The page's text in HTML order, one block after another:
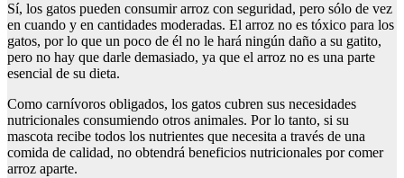
Sí, los gatos pueden consumir arroz con seguridad, pero sólo de vez
en cuando y en cantidades moderadas. El arroz no es tóxico para los
gatos, por lo que un poco de él no le hará ningún daño a su gatito,
pero no hay que darle demasiado, ya que el arroz no es una parte
esencial de su dieta.
Como carnívoros obligados, los gatos cubren sus necesidades
nutricionales consumiendo otros animales. Por lo tanto, si su
mascota recibe todos los nutrientes que necesita a través de una
comida de calidad, no obtendrá beneficios nutricionales por comer
arroz aparte.